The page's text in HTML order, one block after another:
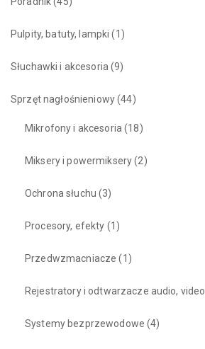
Pulpity, batuty, lampki (1)
Słuchawki i akcesoria (9)
Sprzęt nagłośnieniowy(44)
Mikrofony i akcesoria (18)
Miksery i powermiksery(2)
Ochrona słuchu (3)
Procesory, efekty (1)
Przedwzmacniacze (1)
Rejestratory i odtwarzacze audio, video
Systemy bezprzewodowe (4)